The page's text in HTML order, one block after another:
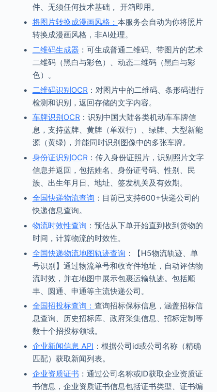
件、无须任何技术基础， 开箱即用。
将图片转换成漫画风格： 本服务会自动为你将照片
转换成漫画风格，非AI处理。
二维码生成器 ：可生成普通二维码、带图片的艺术
二维码（黑白与彩色）、动态二维码（黑白与彩
色）。
二维码识别OCR：对图片中的二维码、条形码进行
检测和识别，返回存储的文字内容。
车牌识别OCR：识别中国大陆各类机动车车牌信
息，支持蓝牌、黄牌（单双行）、绿牌、大型新能
源（黄绿)，并能同时识别图像中的多张车牌。
身份证识别OCR：传入身份证照片，识别照片文字
信息并返回，包括姓名、身份证号码、性别、民
族、出生年月日、地址、签发机关及有效期。
全国快递物流查询 ：目前已支持600+快递公司的
快递信息查询。
物流时效性查询 ：预估从下单开始直到收到货物的
时间，计算物流的时效性。
全国快递物流地图轨迹查询 ：【H5物流轨迹、单
号识别】通过物流单号和收寄件地址，自动评估物
流时效，并在地图中展示包裹运输轨迹。包括顺
丰、圆通、申通等主流快递公司。
全国招投标查询： 查询招标保标信息，涵盖招标信
息查询、历史招标库、政府采集信息、招标定制等
数十个招投标领域。
企业新闻信息 API ：根据公司id或公司名称（精确
匹配）获取新闻列表。
企业资质证书 ：通过公司名称或ID获取企业资质证
书信息，企业资质证书信息包括证书类型、证书编